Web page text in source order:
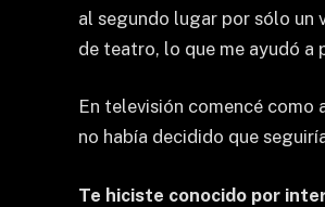
al segundo lugar por sólo un
de teatro, lo que me ayudó
En televisión comencé como
no había decidido que
Te hiciste conocido por